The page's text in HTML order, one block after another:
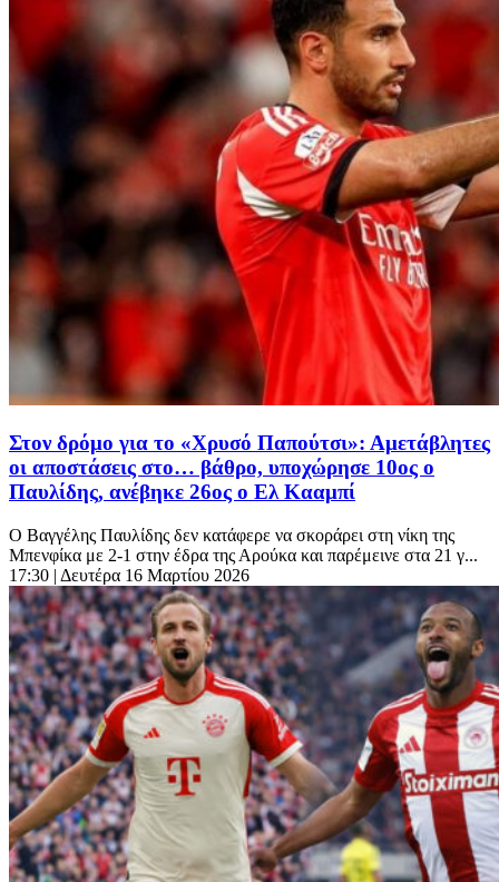
Στον δρόμο για το «Χρυσό Παπούτσι»: Αμετάβλητες
οι αποστάσεις στο… βάθρο, υποχώρησε 10ος ο
Παυλίδης, ανέβηκε 26ος ο Ελ Κααμπί
Ο Βαγγέλης Παυλίδης δεν κατάφερε να σκοράρει στη νίκη της
Μπενφίκα με 2-1 στην έδρα της Αρούκα και παρέμεινε στα 21 γ...
17:30 | Δευτέρα 16 Μαρτίου 2026